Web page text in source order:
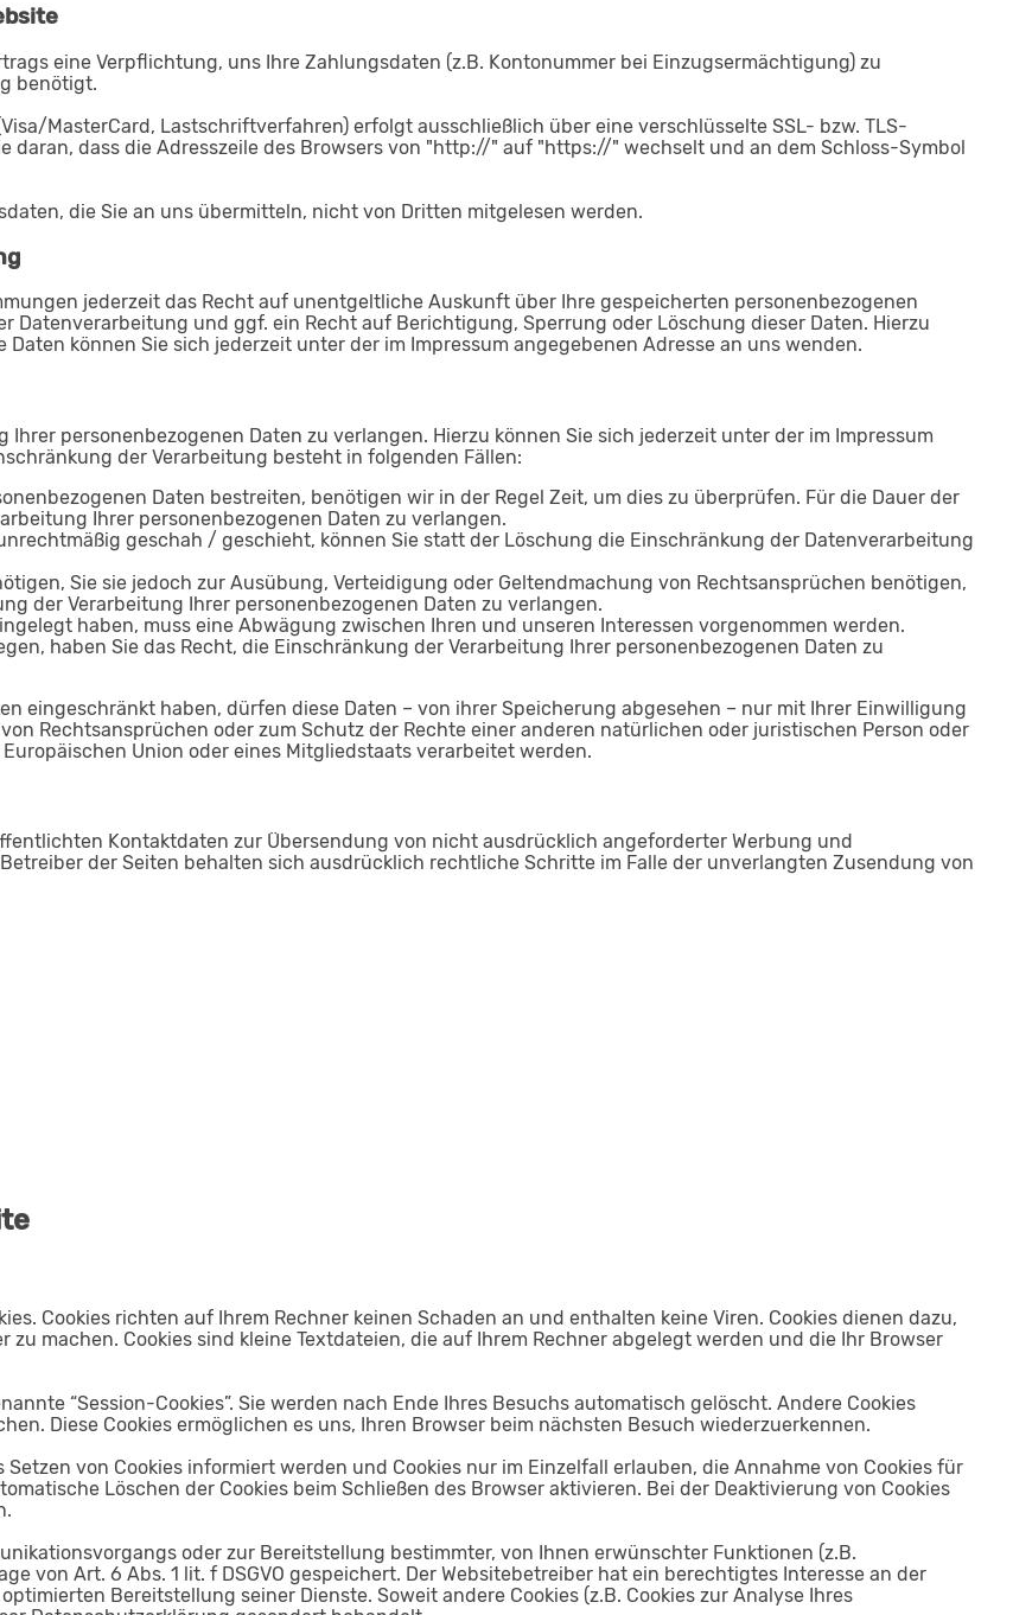
eine Verpflichtung, uns Ihre Zahlungsdaten (z.B. Kontonummer bei Einzugsermächtigung) zu
benötigt.
MasterCard, Lastschriftverfahren) erfolgt ausschließlich über eine verschlüsselte SSL- bzw. TLS-
daran, dass die Adresszeile des Browsers von "http://" auf "https://" wechselt und an dem Schloss-Symbol
die Sie an uns übermitteln, nicht von Dritten mitgelesen werden.
jederzeit das Recht auf unentgeltliche Auskunft über Ihre gespeicherten personenbezogenen
Datenverarbeitung und ggf. ein Recht auf Berichtigung, Sperrung oder Löschung dieser Daten. Hierzu
können Sie sich jederzeit unter der im Impressum angegebenen Adresse an uns wenden.
personenbezogenen Daten zu verlangen. Hierzu können Sie sich jederzeit unter der im Impressum
der Verarbeitung besteht in folgenden Fällen:
Daten bestreiten, benötigen wir in der Regel Zeit, um dies zu überprüfen. Für die Dauer der
Ihrer personenbezogenen Daten zu verlangen.
geschah / geschieht, können Sie statt der Löschung die Einschränkung der Datenverarbeitung
Sie sie jedoch zur Ausübung, Verteidigung oder Geltendmachung von Rechtsansprüchen benötigen,
der Verarbeitung Ihrer personenbezogenen Daten zu verlangen.
haben, muss eine Abwägung zwischen Ihren und unseren Interessen vorgenommen werden.
haben Sie das Recht, die Einschränkung der Verarbeitung Ihrer personenbezogenen Daten zu
eingeschränkt haben, dürfen diese Daten – von ihrer Speicherung abgesehen – nur mit Ihrer Einwilligung
Rechtsansprüchen oder zum Schutz der Rechte einer anderen natürlichen oder juristischen Person oder
Union oder eines Mitgliedstaats verarbeitet werden.
Kontaktdaten zur Übersendung von nicht ausdrücklich angeforderter Werbung und
der Seiten behalten sich ausdrücklich rechtliche Schritte im Falle der unverlangten Zusendung von
Cookies richten auf Ihrem Rechner keinen Schaden an und enthalten keine Viren. Cookies dienen dazu,
machen. Cookies sind kleine Textdateien, die auf Ihrem Rechner abgelegt werden und die Ihr Browser
“Session-Cookies”. Sie werden nach Ende Ihres Besuchs automatisch gelöscht. Andere Cookies
Diese Cookies ermöglichen es uns, Ihren Browser beim nächsten Besuch wiederzuerkennen.
von Cookies informiert werden und Cookies nur im Einzelfall erlauben, die Annahme von Cookies für
Löschen der Cookies beim Schließen des Browser aktivieren. Bei der Deaktivierung von Cookies
oder zur Bereitstellung bestimmter, von Ihnen erwünschter Funktionen (z.B.
von Art. 6 Abs. 1 lit. f DSGVO gespeichert. Der Websitebetreiber hat ein berechtigtes Interesse an der
Bereitstellung seiner Dienste. Soweit andere Cookies (z.B. Cookies zur Analyse Ihres